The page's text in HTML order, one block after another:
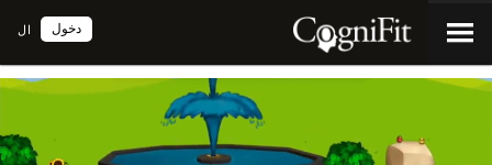
ال دخول